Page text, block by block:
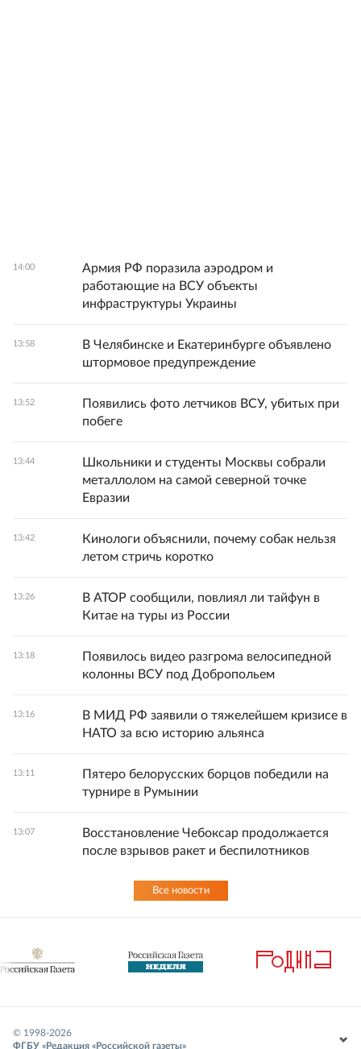
14:00
Армия РФ поразила аэродром и
работающие на ВСУ объекты
инфраструктуры Украины
13:58
В Челябинске и Екатеринбурге объявлено
штормовое предупреждение
13:52
Появились фото летчиков ВСУ, убитых при
побеге
13:44
Школьники и студенты Москвы собрали
металлолом на самой северной точке
Евразии
13:42
Кинологи объяснили, почему собак нельзя
летом стричь коротко
13:26
В АТОР сообщили, повлиял ли тайфун в
Китае на туры из России
13:18
Появилось видео разгрома велосипедной
колонны ВСУ под Добропольем
13:16
В МИД РФ заявили о тяжелейшем кризисе в
НАТО за всю историю альянса
13:11
Пятеро белорусских борцов победили на
турнире в Румынии
13:07
Восстановление Чебоксар продолжается
после взрывов ракет и беспилотников
Все новости
© 1998-2026
ФГБУ «Редакция «Российской газеты»